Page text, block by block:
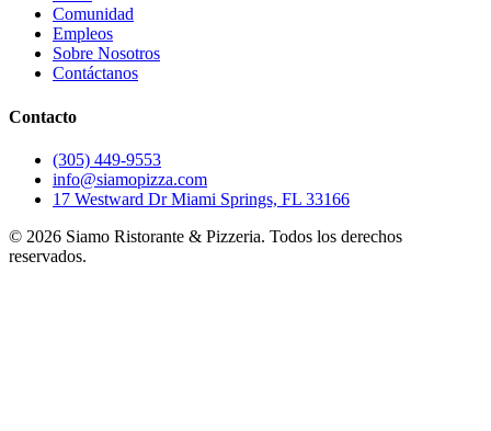
Comunidad
Empleos
Sobre Nosotros
Contáctanos
Contacto
(305) 449-9553
info@siamopizza.com
17 Westward Dr Miami Springs, FL 33166
© 2026 Siamo Ristorante & Pizzeria. Todos los derechos
reservados.